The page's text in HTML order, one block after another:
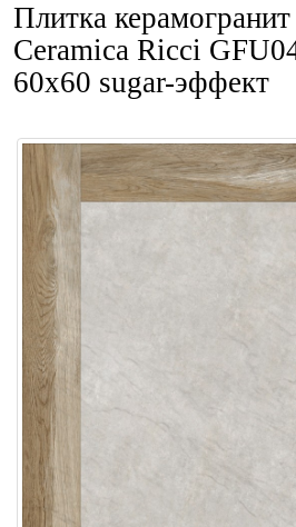
Плитка
Ceramica Ricci
60x60 sugar-эффект